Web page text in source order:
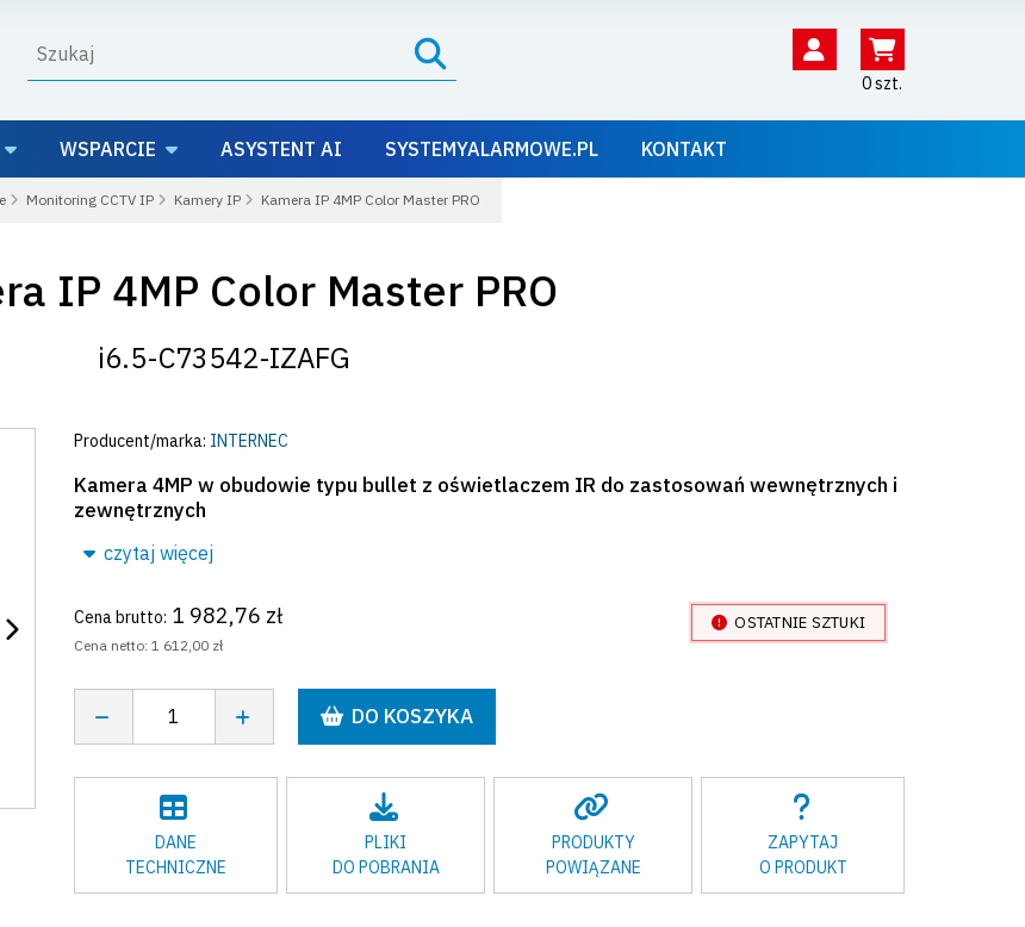
0 szt.
WSPARCIE ASYSTENT AI SYSTEMYALARMOWE.PL KONTAKT
Monitoring CCTV IP Kamery IP Kamera IP 4MP Color Master PRO
IP 4MP Color Master PRO
i6.5-C73542-IZAFG
Producent/marka: INTERNEC
Kamera 4MP w obudowie typu bullet z oświetlaczem IR do zastosowań wewnętrznych i
zewnętrznych
czytaj więcej
Cena brutto: 1 982,76 zł
Cena netto:1 612,00 zł
OSTATNIE SZTUKI
DO KOSZYKA
DANE
TECHNICZNE
PLIKI
DO POBRANIA
PRODUKTY
POWIĄZANE
ZAPYTAJ
O PRODUKT